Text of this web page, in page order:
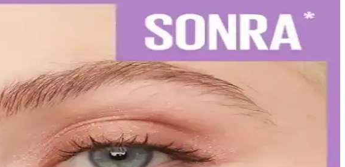
önerileriyle diş sağlığınızı koruyun.
ipuçlarıyla gözlerinizi vurgulayın.
ve bakım önerileriyle uzun süre şık ve bakımlı kalabilirsiniz.